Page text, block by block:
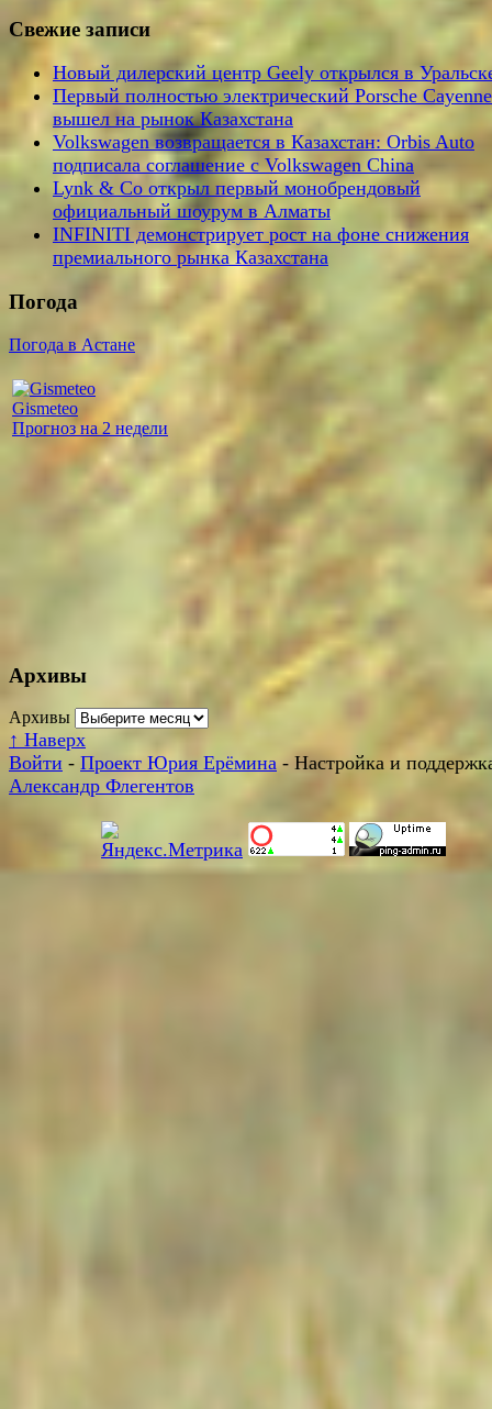
Свежие записи
Новый дилерский центр Geely открылся в
Первый полностью электрический Porsche Cayenne
вышел на рынок Казахстана
Volkswagen возвращается в Казахстан: Orbis Auto
подписала соглашение с Volkswagen China
Lynk & Co открыл первый монобрендовый
официальный шоурум в Алматы
INFINITI демонстрирует рост на фоне снижения
премиального рынка Казахстана
Погода
Погода в Астане
Gismeteo
Прогноз на 2 недели
Архивы
Архивы
↑ Наверх
Войти - Проект Юрия Ерёмина - Настройка и
Александр Флегентов